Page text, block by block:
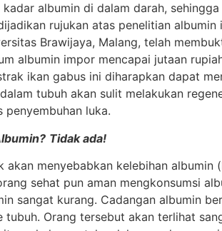
albumin di dalam darah,
rujukan atas penelitian
Brawijaya, Malang, telah
albumin impor mencapai jutaan
ikan gabus ini diharapkan dapat
tubuh akan sulit melakukan
luka.
Tidak ada!
menyebabkan kelebihan
sehat pun aman mengkonsumsi
sangat kurang. Cadangan albumin
tubuh. Orang tersebut akan terlihat